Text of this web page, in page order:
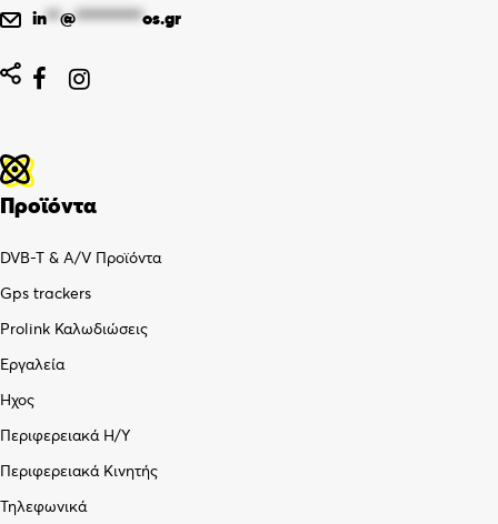
in**@**********os.gr
 
Προϊόντα
DVB-T & A/V Προϊόντα
Gps trackers
Prolink Καλωδιώσεις
Εργαλεία
Ήχος
Περιφερειακά Η/Υ
Περιφερειακά Κινητής
Τηλεφωνικά